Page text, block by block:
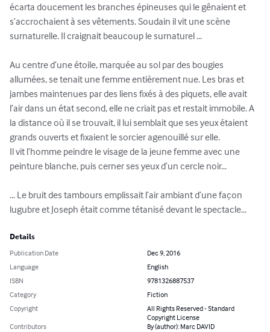
écarta doucement les branches épineuses qui le gênaient et
s’accrochaient à ses vêtements. Soudain il vit une scène
surnaturelle. Il craignait beaucoup le surnaturel ...
Au centre d’une étoile, marquée au sol par des bougies
allumées, se tenait une femme entièrement nue. Les bras et
jambes maintenues par des liens fixés à des piquets, elle avait
l’air dans un état second, elle ne criait pas et restait immobile. A
la distance où il se trouvait, il lui semblait que ses yeux étaient
grands ouverts et fixaient le sorcier agenouillé sur elle.
Il vit l’homme peindre le visage de la jeune femme avec une
peinture blanche, puis cerner ses yeux d’un cercle noir...
... Le bruit des tambours emplissait l’air ambiant d’une façon
lugubre et Joseph était comme tétanisé devant le spectacle...
Details
Publication Date
Dec 9, 2016
Language
English
ISBN
9781326887537
Category
Fiction
Copyright
All Rights Reserved - Standard
Copyright License
Contributors
By (author): Marc DAVID